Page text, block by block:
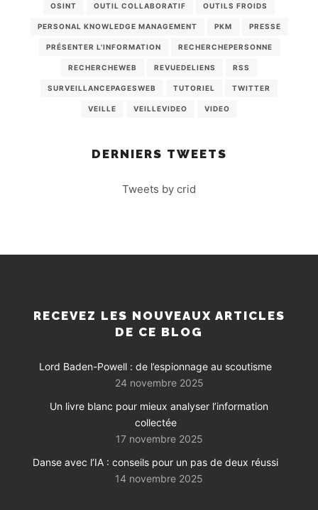
OSINT OUTIL COLLABORATIF OUTILS FROIDS
PERSONAL KNOWLEDGE MANAGEMENT PKM PRESSE
PRÉSENTER L'INFORMATION RECHERCHEPERSONNE
RECHERCHEWEB REVUEDELIENS RSS
SURVEILLANCEPAGESWEB TUTORIEL TWITTER
VEILLE VEILLEVIDEO VIDEO
DERNIERS TWEETS
Tweets by crid
RECEVEZ LES NOUVEAUX ARTICLES
DE CE BLOG
Lord Baden-Powell : de l’espionnage au scoutisme
24 novembre 2025
Un livre blanc pour mieux analyser l’information
collectée
17 novembre 2025
Danse avec l’IA : conseils pour un pas de deux réussi
14 novembre 2025